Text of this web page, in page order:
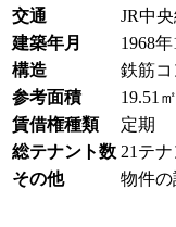
交通
JR中
建築年月
1968
構造
鉄筋
参考面積
19.51
賃借権種類
定期
総テナント数 21テナ
その他
物件の